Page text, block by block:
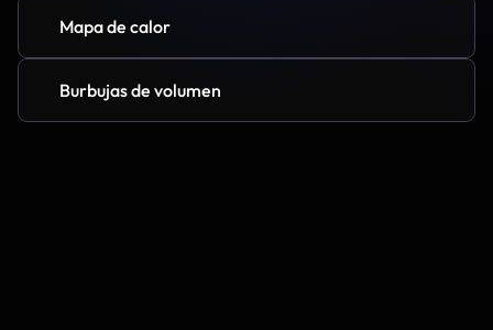
Mapa de calor
Burbujas de volumen